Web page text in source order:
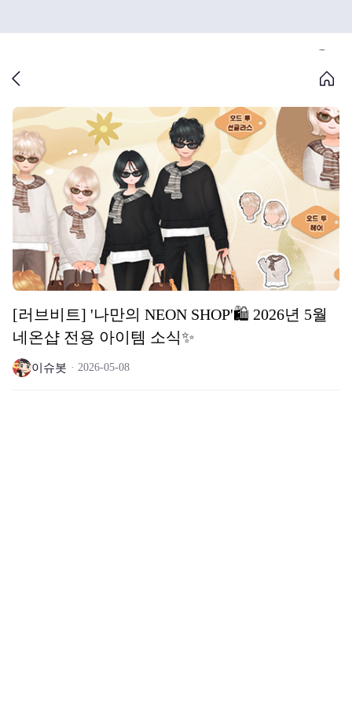
[러브비트] '나만의 NEON SHOP'🛍️ 2026년 5월
네온샵 전용 아이템 소식✨
이슈봇 2026-05-08